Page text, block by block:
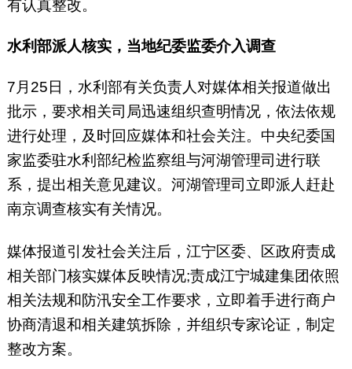
有认真整改。
水利部派人核实，当地纪委监委介入调查
7月25日，水利部有关负责人对媒体相关报道做出
批示，要求相关司局迅速组织查明情况，依法依规
进行处理，及时回应媒体和社会关注。中央纪委国
家监委驻水利部纪检监察组与河湖管理司进行联
系，提出相关意见建议。河湖管理司立即派人赶赴
南京调查核实有关情况。
媒体报道引发社会关注后，江宁区委、区政府责成
相关部门核实媒体反映情况;责成江宁城建集团依照
相关法规和防汛安全工作要求，立即着手进行商户
协商清退和相关建筑拆除，并组织专家论证，制定
整改方案。